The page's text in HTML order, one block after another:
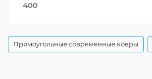
400
Прямоугольные современные ковры